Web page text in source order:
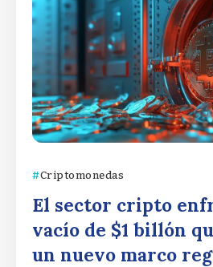
Criptomonedas
El sector cripto
vacío de $1 billón
un nuevo marco